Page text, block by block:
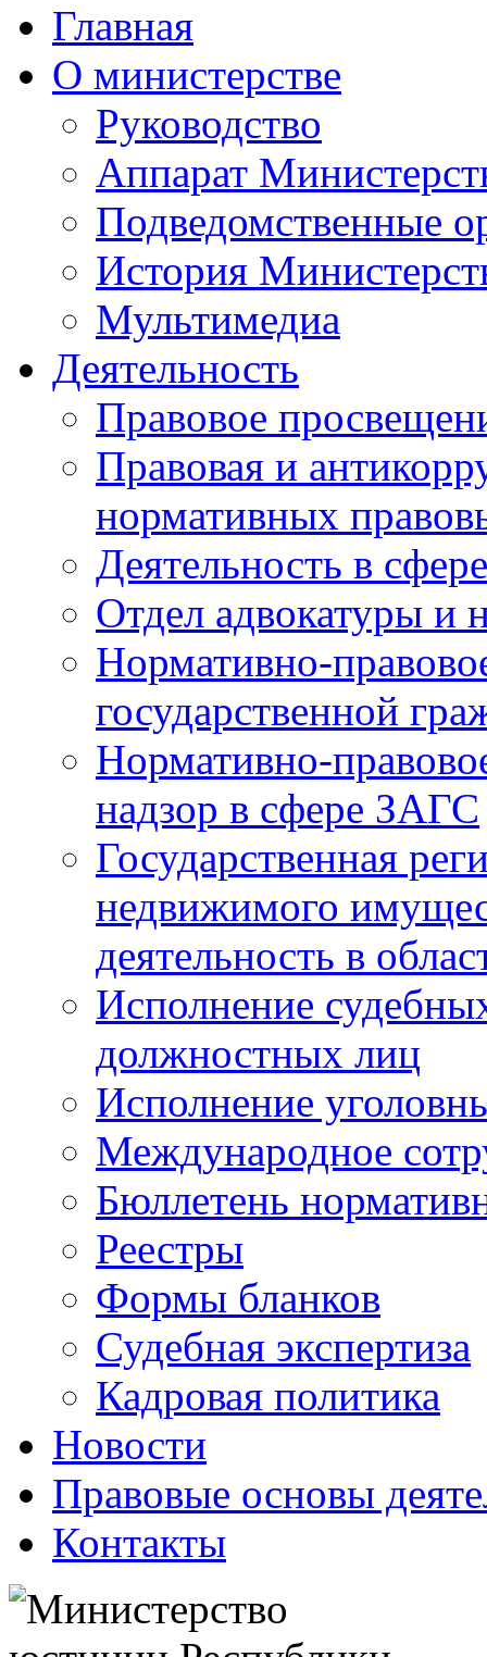
Главная
О министерстве
Руководство
Аппарат
Подведомственные
История
Мультимедиа
Деятельность
Правовое
Правовая и
нормативных
Деятельность в
Отдел адвокатуры и
Нормативно-
государственной
Нормативно-
надзор в сфере ЗАГС
Государственная
недвижимого
деятельность в
Исполнение
должностных лиц
Исполнение
Международное
Бюллетень
Реестры
Формы бланков
Судебная экспертиза
Кадровая политика
Новости
Правовые основы
Контакты